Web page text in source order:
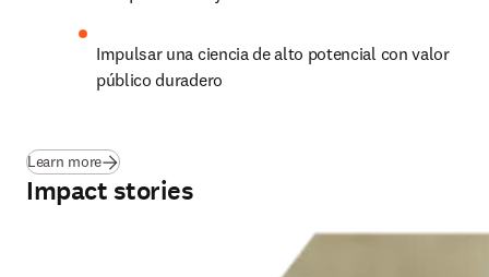
Impulsar una ciencia de alto potencial con valor
público duradero
Learn more(se abre en una nueva pestaña/ventana
Impact stories